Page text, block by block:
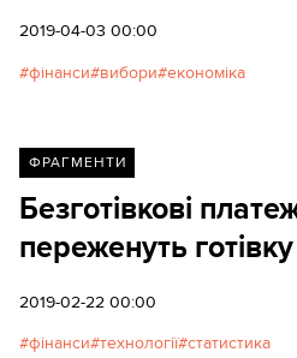
2019-04-03 00:00
фінанси вибори економіка
ФРАГМЕНТИ
Безготівкові
переженуть готівку
2019-02-22 00:00
фінанси технології статистика